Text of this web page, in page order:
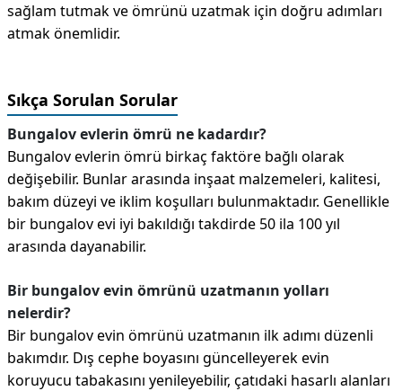
sağlam tutmak ve ömrünü uzatmak için doğru adımları
atmak önemlidir.
Sıkça Sorulan Sorular
Bungalov evlerin ömrü ne kadardır?
Bungalov evlerin ömrü birkaç faktöre bağlı olarak
değişebilir. Bunlar arasında inşaat malzemeleri, kalitesi,
bakım düzeyi ve iklim koşulları bulunmaktadır. Genellikle
bir bungalov evi iyi bakıldığı takdirde 50 ila 100 yıl
arasında dayanabilir.
Bir bungalov evin ömrünü uzatmanın yolları
nelerdir?
Bir bungalov evin ömrünü uzatmanın ilk adımı düzenli
bakımdır. Dış cephe boyasını güncelleyerek evin
koruyucu tabakasını yenileyebilir, çatıdaki hasarlı alanları